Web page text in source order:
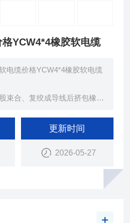
YCW4*4橡胶软电缆
电缆价格YCW4*4橡胶软电缆
束合、复绞成导线后挤包橡皮
更新时间
2026-05-27